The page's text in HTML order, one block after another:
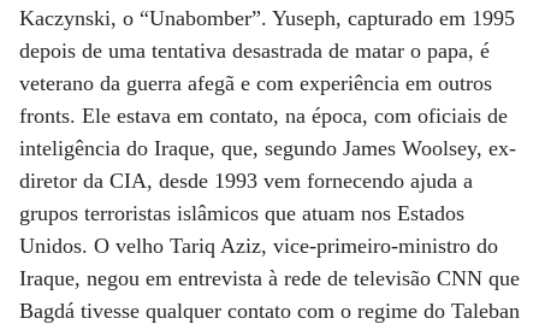
Kaczynski, o “Unabomber”. Yuseph, capturado em 1995
depois de uma tentativa desastrada de matar o papa, é
veterano da guerra afegã e com experiência em outros
fronts. Ele estava em contato, na época, com oficiais de
inteligência do Iraque, que, segundo James Woolsey, ex-
diretor da CIA, desde 1993 vem fornecendo ajuda a
grupos terroristas islâmicos que atuam nos Estados
Unidos. O velho Tariq Aziz, vice-primeiro-ministro do
Iraque, negou em entrevista à rede de televisão CNN que
Bagdá tivesse qualquer contato com o regime do Taleban